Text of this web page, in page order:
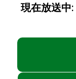
現在放送中: